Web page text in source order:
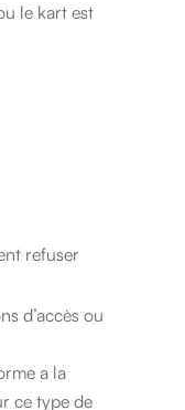
le kart est
refuser
d’accès ou
a la
ce type de